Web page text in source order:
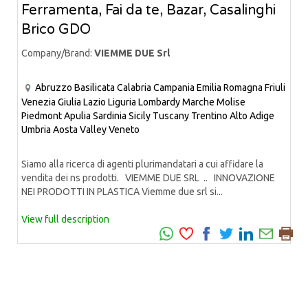
Ferramenta, Fai da te, Bazar, Casalinghi
Brico GDO
Company/Brand: VIEMME DUE Srl
Abruzzo Basilicata Calabria Campania Emilia Romagna Friuli
Venezia Giulia Lazio Liguria LombardyMarche Molise
PiedmontApulia Sardinia Sicily Tuscany Trentino Alto Adige
Umbria Aosta ValleyVeneto
Siamo alla ricerca di agenti plurimandatari a cui affidare la
vendita dei ns prodotti. VIEMME DUE SRL .. INNOVAZIONE
NEI PRODOTTI IN PLASTICA Viemme due srl si...
View full description